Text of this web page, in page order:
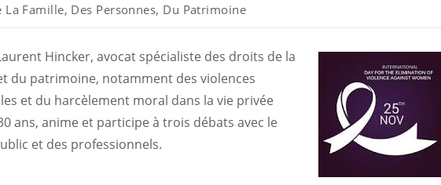
La Famille, Des Personnes, Du Patrimoine
Hincker, avocat spécialiste des droits de la
du patrimoine, notamment des violences
et du harcèlement moral dans la vie privée
ans, anime et participe à trois débats avec le
et des professionnels.